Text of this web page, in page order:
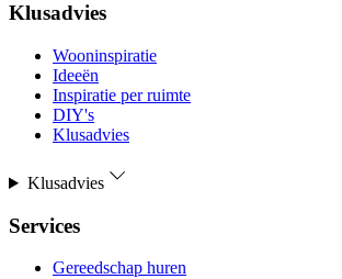
Klusadvies
Wooninspiratie
Ideeën
Inspiratie per ruimte
DIY's
Klusadvies
Klusadvies
Services
Gereedschap huren